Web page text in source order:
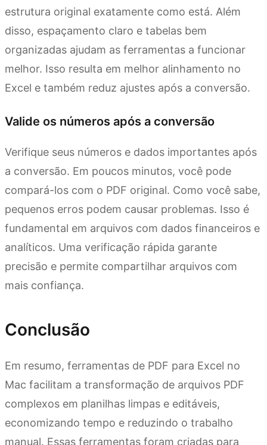
estrutura original exatamente como está. Além
disso, espaçamento claro e tabelas bem
organizadas ajudam as ferramentas a funcionar
melhor. Isso resulta em melhor alinhamento no
Excel e também reduz ajustes após a conversão.
Valide os números após a conversão
Verifique seus números e dados importantes após
a conversão. Em poucos minutos, você pode
compará-los com o PDF original. Como você sabe,
pequenos erros podem causar problemas. Isso é
fundamental em arquivos com dados financeiros e
analíticos. Uma verificação rápida garante
precisão e permite compartilhar arquivos com
mais confiança.
Conclusão
Em resumo, ferramentas de PDF para Excel no
Mac facilitam a transformação de arquivos PDF
complexos em planilhas limpas e editáveis,
economizando tempo e reduzindo o trabalho
manual. Essas ferramentas foram criadas para